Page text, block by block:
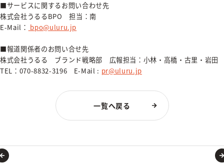
■サービスに関するお問い合わせ先
株式会社うるるBPO 担当：南
E-Mail： bpo@uluru.jp
■報道関係者のお問い合せ先
株式会社うるる ブランド戦略部 広報担当：小林・高橋・古里・岩田
TEL：070-8832-3196 E-Mail : pr@uluru.jp
一覧へ戻る